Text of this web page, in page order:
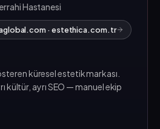
Hastanesi
· estethica.com.tr
küresel estetik markası.
kültür, ayrı SEO — manuel ekip